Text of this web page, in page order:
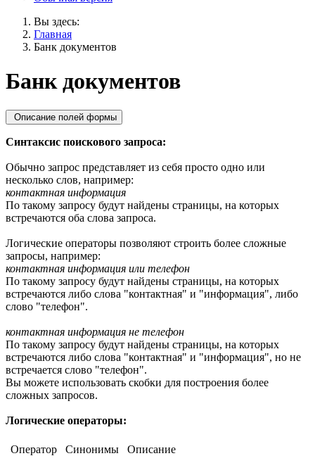
Вы здесь:
Главная
Банк документов
Банк документов
Описание полей формы
Синтаксис поискового запроса:
Обычно запрос представляет из себя просто одно или
несколько слов, например:
контактная информация
По такому запросу будут найдены страницы, на которых
встречаются оба слова запроса.
Логические операторы позволяют строить более сложные
запросы, например:
контактная информация или телефон
По такому запросу будут найдены страницы, на которых
встречаются либо слова "контактная" и "информация", либо
слово "телефон".
контактная информация не телефон
По такому запросу будут найдены страницы, на которых
встречаются либо слова "контактная" и "информация", но не
встречается слово "телефон".
Вы можете использовать скобки для построения более
сложных запросов.
Логические операторы:
Оператор Синонимы
Описание